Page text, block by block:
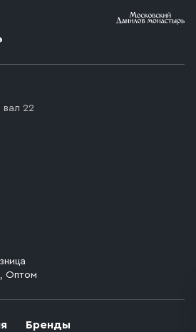
для подъезда автомобиля,
близко к месту запланированной
места назначения
платный въезд, то Покупателю
стоимость въезда
Бренды
вал 22
, Оптом